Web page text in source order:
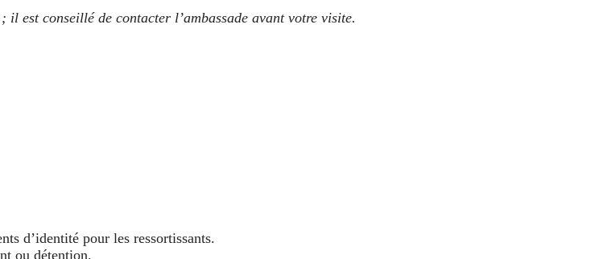
est conseillé de contacter l’ambassade avant votre visite.
d’identité pour les ressortissants.
ou détention.